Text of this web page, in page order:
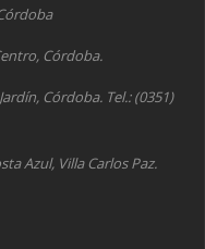
Córdoba.
Córdoba. Tel.: (0351)
Azul, Villa Carlos Paz.